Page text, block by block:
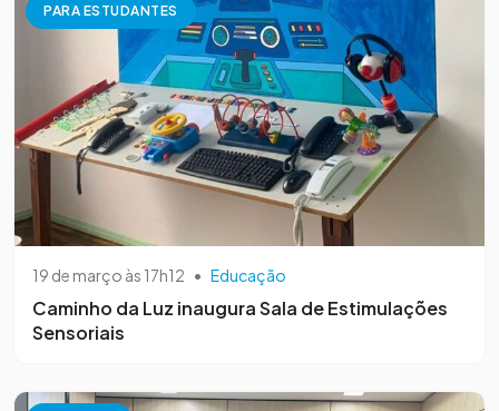
PARA ESTUDANTES
19 de março às 17h12 • Educação
Caminho da Luz inaugura Sala de Estimulações
Sensoriais